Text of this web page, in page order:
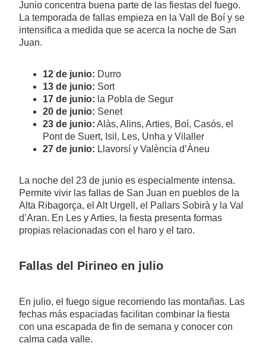
Junio concentra buena parte de las fiestas del fuego.
La temporada de fallas empieza en la Vall de Boí y se
intensifica a medida que se acerca la noche de San
Juan.
12 de junio: Durro
13 de junio: Sort
17 de junio: la Pobla de Segur
20 de junio: Senet
23 de junio: Alàs, Alins, Arties, Boí, Casós, el
Pont de Suert, Isil, Les, Unha y Vilaller
27 de junio: Llavorsí y València d’Àneu
La noche del 23 de junio es especialmente intensa.
Permite vivir las fallas de San Juan en pueblos de la
Alta Ribagorça, el Alt Urgell, el Pallars Sobirà y la Val
d’Aran. En Les y Arties, la fiesta presenta formas
propias relacionadas con el haro y el taro.
Fallas del Pirineo en julio
En julio, el fuego sigue recorriendo las montañas. Las
fechas más espaciadas facilitan combinar la fiesta
con una escapada de fin de semana y conocer con
calma cada valle.